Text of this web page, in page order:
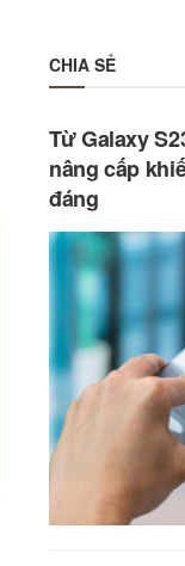
CHIA SẺ
Từ Galaxy
nâng cấp
đáng